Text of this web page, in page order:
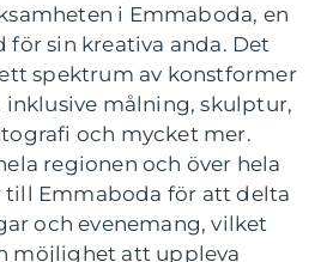
i Emmaboda, en
för sin kreativa anda. Det
spektrum av konstformer
målning, skulptur,
och mycket mer.
regionen och över hela
till Emmaboda för att delta
och evenemang, vilket
möjlighet att uppleva